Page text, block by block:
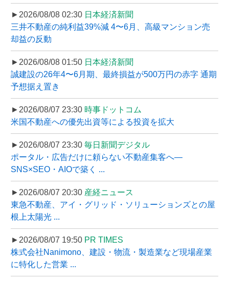
►2026/08/08 02:30 日本経済新聞
三井不動産の純利益39%減 4〜6月、高級マンション売
却益の反動
►2026/08/08 01:50 日本経済新聞
誠建設の26年4〜6月期、最終損益が500万円の赤字 通期
予想据え置き
►2026/08/07 23:30 時事ドットコム
米国不動産への優先出資等による投資を拡大
►2026/08/07 23:30 毎日新聞デジタル
ポータル・広告だけに頼らない不動産集客へ―
SNS×SEO・AIOで築く ...
►2026/08/07 20:30 産経ニュース
東急不動産、アイ・グリッド・ソリューションズとの屋
根上太陽光 ...
►2026/08/07 19:50 PR TIMES
株式会社Nanimono、建設・物流・製造業など現場産業
に特化した営業 ...